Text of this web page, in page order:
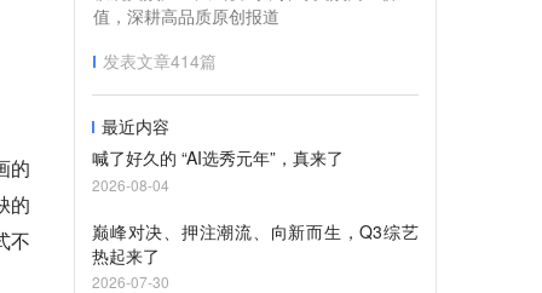
的
的
不
值，深耕高品质原创报道
发表文章414篇
最近内容
喊了好久的 “AI选秀元年”，真来了
2026-08-04
巅峰对决、押注潮流、向新而生，Q3综艺
热起来了
2026-07-30